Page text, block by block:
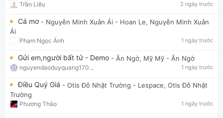
Trần Liêu 2 ngày trước
Cá mơ - Nguyễn Minh Xuân Ái - Hoan Le, Nguyễn Minh Xuân
Ái
Phạm Ngọc Ánh 1 ngày trước
Gửi em,người bất tử - Demo - Ân Ngờ, Mỹ Mỹ - Ân Ngờ
nguyendaoduyquang17021 1 ngày trước
Điều Quý Giá - Otis Đỗ Nhật Trường - Lespace, Otis Đỗ Nhật
Trường
Phương Thảo 1 ngày trước